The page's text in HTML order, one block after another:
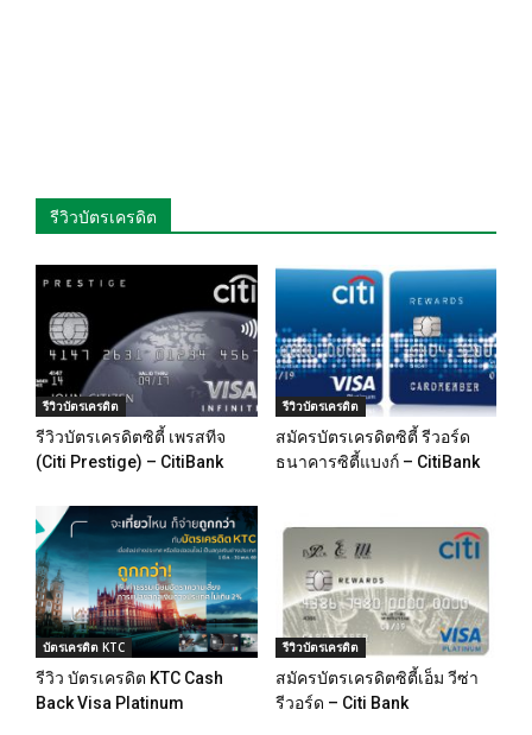
รีวิวบัตรเครดิต
รีวิวบัตรเครดิต
รีวิวบัตรเครดิตซิตี้ เพรสทีจ
(Citi Prestige) – CitiBank
รีวิวบัตรเครดิต
สมัครบัตรเครดิตซิตี้ รีวอร์ด
ธนาคารซิตี้แบงก์ – CitiBank
บัตรเครดิต KTC
รีวิว บัตรเครดิต KTC Cash
Back Visa Platinum
รีวิวบัตรเครดิต
สมัครบัตรเครดิตซิตี้เอ็ม วีซ่า
รีวอร์ด – Citi Bank